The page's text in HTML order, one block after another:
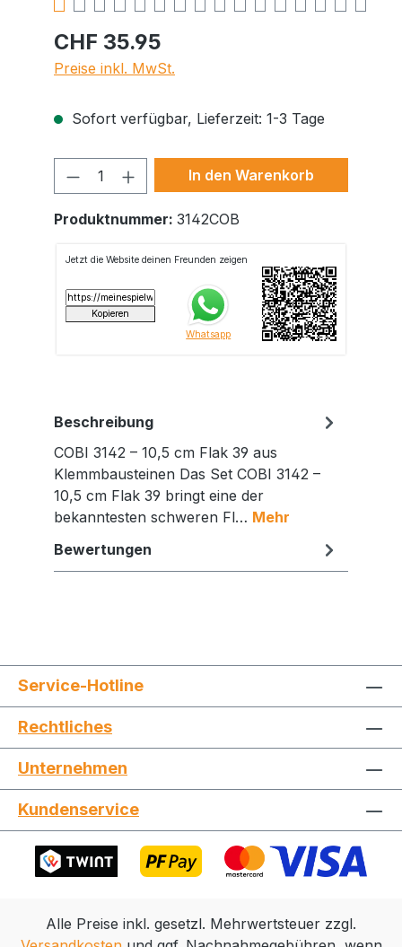
CHF 35.95
Preise inkl. MwSt.
Sofort verfügbar, Lieferzeit: 1-3 Tage
Produkt Anzahl: Gib den
In den Warenkorb
Produktnummer: 3142COB
Whatsapp
Beschreibung
COBI 3142 – 10,5 cm Flak 39 aus
Klemmbausteinen Das Set COBI 3142 –
10,5 cm Flak 39 bringt eine der
bekanntesten schweren Fl… Mehr
Bewertungen
Service-Hotline
Rechtliches
Unternehmen
Kundenservice
Alle Preise inkl. gesetzl. Mehrwertsteuer zzgl.